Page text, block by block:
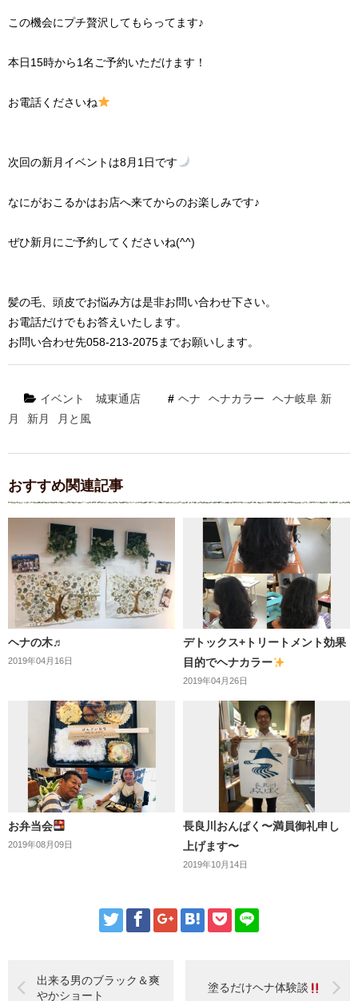
この機会にプチ贅沢してもらってます♪
本日15時から1名ご予約いただけます！
お電話くださいね
次回の新月イベントは8月1日です
なにがおこるかはお店へ来てからのお楽しみです♪
ぜひ新月にご予約してくださいね(^^)
髪の毛、頭皮でお悩み方は是非お問い合わせ下さい。
お電話だけでもお答えいたします。
お問い合わせ先058-213-2075までお願いします。
イベント 城東通店 ヘナ ヘナカラー
ヘナ岐阜 新
月
新月 月と風
おすすめ関連記事
ヘナの木♬
2019年04月16日
デトックス+トリートメント効果
目的でヘナカラー
2019年04月26日
お弁当会
2019年08月09日
長良川おんぱく〜満員御礼申し
上げます〜
2019年10月14日
出来る男のブラック＆爽
やかショート
塗るだけヘナ体験談